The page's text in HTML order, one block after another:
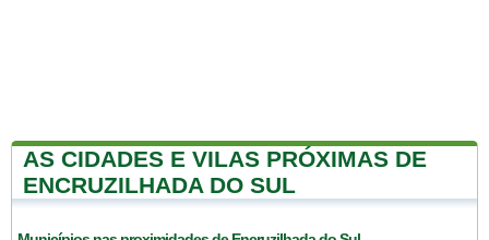
AS CIDADES E VILAS PRÓXIMAS DE
ENCRUZILHADA DO SUL